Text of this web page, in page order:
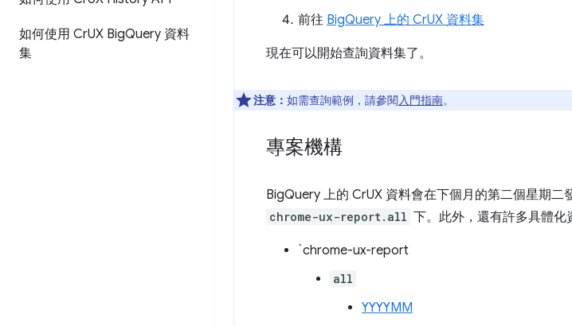
如何使用 CrUX BigQuery 資料
集
前往 BigQuery 上的 CrUX 資料集
現在可以開始查詢資料集了。
注意： 如需查詢範例，請參閱入門指南。
專案機構
BigQuery 上的 CrUX 資料會在下個月的第二個星期
chrome-ux-report.all 下。此外，還有許多具體化
`chrome-ux-report
all
YYYYMM